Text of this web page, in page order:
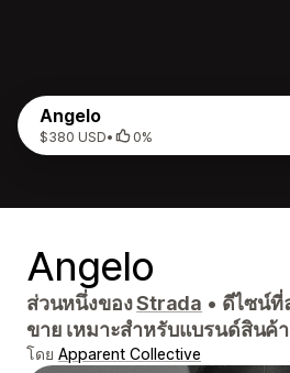
Angelo
$380 USD• 0%
Angelo
ส่วนหนึ่งของStrada • ดีไซน์ที่
ขาย เหมาะสำหรับแบรนด์สินค้
โดย Apparent Collective